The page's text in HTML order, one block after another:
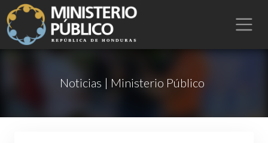
Noticias | Ministerio Público